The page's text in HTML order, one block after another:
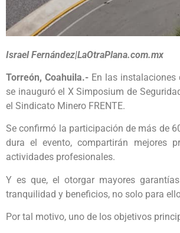
Israel Fernández|LaOtraPlana.com.mx
Torreón, Coahuila.- En las instalaciones
se inauguró el X Simposium de
el Sindicato Minero FRENTE.
Se confirmó la participación de más de
dura el evento, compartirán mejores
actividades profesionales.
Y es que, el otorgar mayores
tranquilidad y beneficios, no solo para
Por tal motivo, uno de los objetivos